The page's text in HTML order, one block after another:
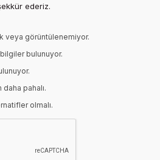
ederiz.
veya görüntülenemiyor.
bulunuyor.
pahalı.
olmalı.